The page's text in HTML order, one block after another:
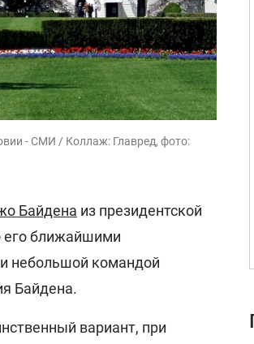
- СМИ / Коллаж: Главред, фото:
Байдена из президентской
его ближайшими
небольшой командой
Байдена.
вариант, при